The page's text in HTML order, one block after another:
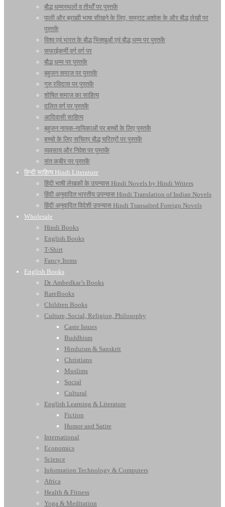
बौद्ध धम्मस्थलों व तीर्थों पर पुस्तकें
पाली और ब्राह्मी भाषा सीखने के लिए, सम्राट अशोक के और बौद्ध लेखों पर
पुस्तकें
विश्व एवं भारत के बौद्ध भिक्खुओं एवं बौद्ध धम्म पर पुस्तकें
सफाईकर्मी वर्ग वर्ग पर
बौद्ध धम्म पर पुस्तकें
बहुजन समाज पर पुस्तकें
गुरु रविदास पर पुस्तकें
शोषित समाज का साहित्य
दलित वर्ग पर पुस्तकें
आदिवासी साहित्य
बहुजन नायक-नायिकाओं पर बच्चों के लिए पुस्तकें
बच्चो के लिए सचित्र बौद्ध चरित्रों पर पुस्तकें
व्यवसाय और निवेश पर पुस्तकें
संत कबीर पर पुस्तकें
हिन्दी साहित्य Hindi Literature
हिंदी भाषी लेखकों के उपन्यास Hindi Novels by Hindi Writers
हिंदी अनुवादित भारतीय उपन्यास Hindi Translation of Indian Novels
हिंदी अनुवादित विदेशी उपन्यास Hindi Transalted Foreign Novels
Wholesale
Hindi Books
English Books
T-Shirt
Fancy Items
English Books
Dr. Ambedkar’s Books
RareBooks
Children Books
Culture, Social, Religion, Philosophy
Caste Issues
Buddhism
Hinduism & Sanskrit
Christians
Muslims
Social
Cultural
English Learning & Literature
Fiction
Humor and Satire
International
Economics
Science
Information Technology & Computers
Africa
Health & Fitness
Yoga & Meditation